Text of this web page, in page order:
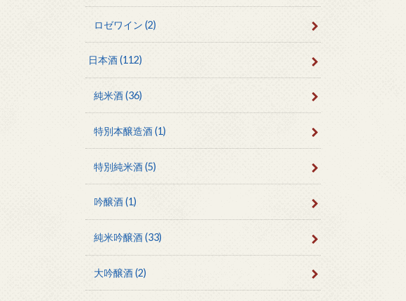
ロゼワイン (2)
日本酒(112)
純米酒(36)
特別本醸造酒(1)
特別純米酒(5)
吟醸酒(1)
純米吟醸酒(33)
大吟醸酒(2)